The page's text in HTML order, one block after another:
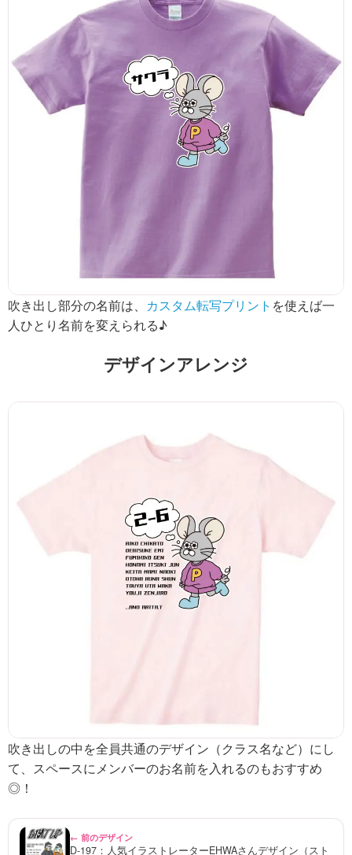
吹き出し部分の名前は、 カスタム転写プリント を使えば一
人ひとり名前を変えられる♪
デザインアレンジ
吹き出しの中を全員共通のデザイン（クラス名など）にし
て、スペースにメンバーのお名前を入れるのもおすすめ
◎！
← 前のデザイン
D-197：人気イラストレーターEHWAさんデザイン（スト